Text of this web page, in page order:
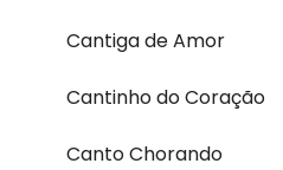
Cantiga de Amor
Cantinho do Coração
Canto Chorando